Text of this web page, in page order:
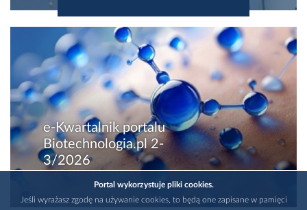
e-Kwartalnik portalu
Biotechnologia.pl 2-
3/2026
Portal wykorzystuje pliki cookies.
Jeśli wyrażasz zgodę na używanie cookies, to będą one zapisane w pamięci